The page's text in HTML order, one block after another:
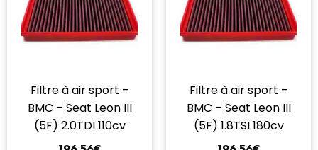
Filtre à air sport –
BMC – Seat Leon III
(5F) 2.0TDI 110cv
Filtre à air sport –
BMC – Seat Leon III
(5F) 1.8TSI 180cv